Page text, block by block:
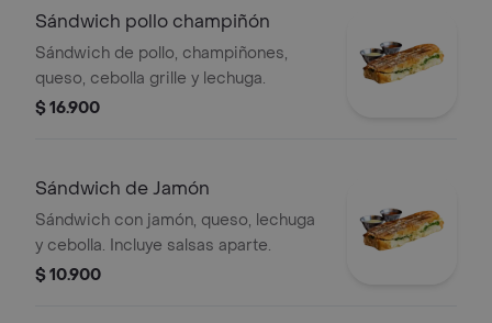
Sándwich pollo champiñón
Sándwich de pollo, champiñones,
queso, cebolla grille y lechuga.
$ 16.900
Sándwich de Jamón
Sándwich con jamón, queso, lechuga
y cebolla. Incluye salsas aparte.
$ 10.900